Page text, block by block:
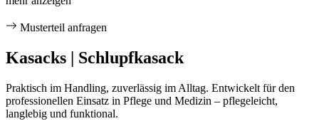
Musterteil anfragen
Kasacks | Schlupfkasack
Praktisch im Handling, zuverlässig im Alltag. Entwickelt für den
professionellen Einsatz in Pflege und Medizin – pflegeleicht,
langlebig und funktional.